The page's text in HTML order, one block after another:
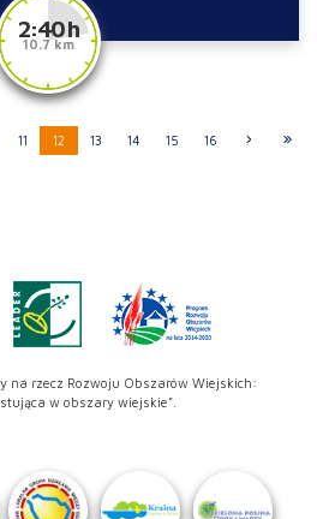
2:40 h
10.7 km
11 12 13 14 15 16
na rzecz Rozwoju Obszarów Wiejskich:
w obszary wiejskie".